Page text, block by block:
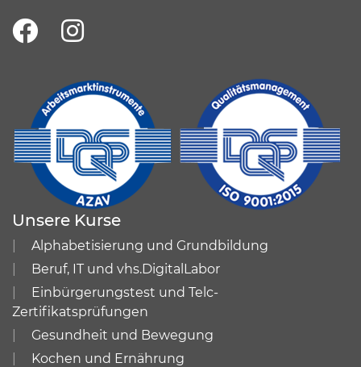
Unsere Kurse
Alphabetisierung und Grundbildung
Beruf, IT und vhs.DigitalLabor
Einbürgerungstest und Telc-
Zertifikatsprüfungen
Gesundheit und Bewegung
Kochen und Ernährung